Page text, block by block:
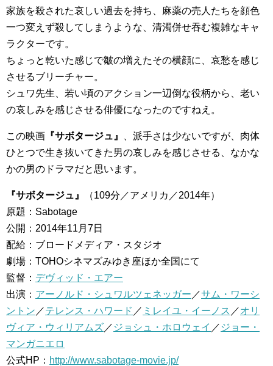
家族を殺された哀しい過去を持ち、麻薬の売人たちを顔色
一つ変えず殺してしまうような、清濁併せ吞む複雑なキャ
ラクターです。
ちょっと乾いた感じで皺の増えたその横顔に、哀愁を感じ
させるブリーチャー。
シュワ先生、若い頃のアクション一辺倒な役柄から、老い
の哀しみを感じさせる俳優になったのですねえ。
この映画 『サボタージュ』
、派手さは少ないですが、肉体
ひとつで生き抜いてきた男の哀しみを感じさせる、なかな
かの男のドラマだと思います。
『サボタージュ』
（109分／アメリカ／2014年）
原題：Sabotage
公開：2014年11月7日
配給：ブロードメディア・スタジオ
劇場：TOHOシネマズみゆき座ほか全国にて
監督： デヴィッド・エアー
出演： アーノルド・シュワルツェネッガー ／サム・ワーシ
ントン ／テレンス・ハワード ／ ミレイユ・イーノス ／オリ
ヴィア・ウィリアムズ／ ジョシュ・ホロウェイ ／ ジョー・
マンガニエロ
公式HP： http://www.sabotage-movie.jp/